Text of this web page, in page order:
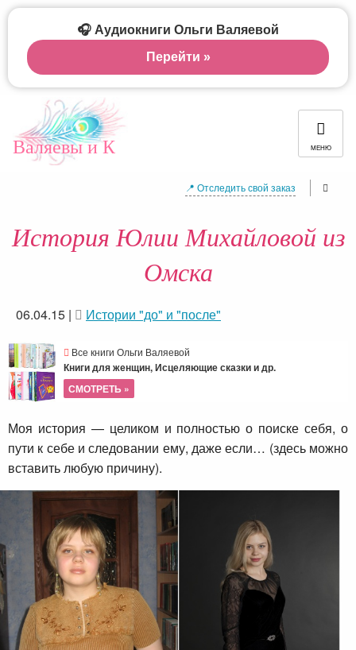
Валяевы и К МЕНЮ
📍 Отследить свой заказ
История Юлии Михайловой из
Омска
06.04.15 | Истории "до" и "после"
Все книги Ольги Валяевой
Книги для женщин, Исцеляющие сказки и др.
СМОТРЕТЬ »
Моя история — целиком и полностью о поиске себя, о
пути к себе и следовании ему, даже если… (здесь можно
вставить любую причину).
🎧 Аудиокниги Ольги Валяевой
Перейти »